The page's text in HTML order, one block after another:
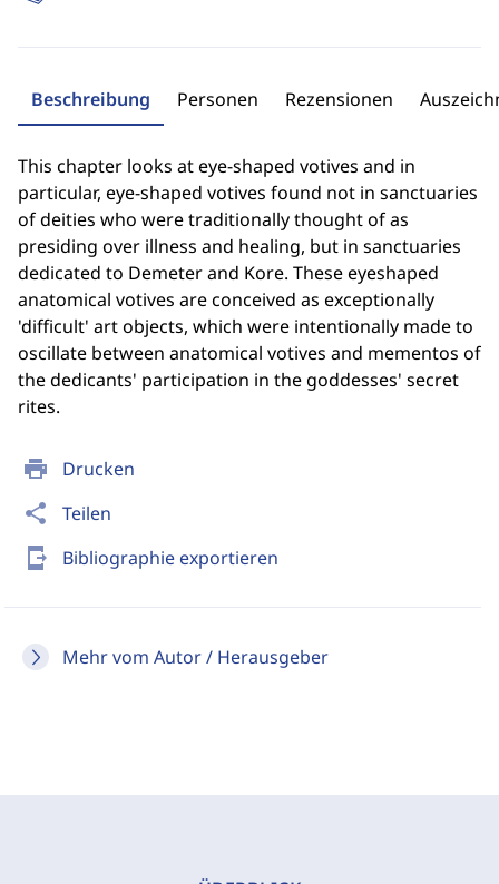
print Drucken
share Teilen
send_to_mobile Bibliographie exportieren
Mehr vom Autor / Herausgeber
Beschreibung Personen Rezensionen
This chapter looks at eye-shaped votives and in
particular, eye-shaped votives found not in sanctuaries
of deities who were traditionally thought of as
presiding over illness and healing, but in sanctuaries
dedicated to Demeter and Kore. These eyeshaped
anatomical votives are conceived as exceptionally
'difficult' art objects, which were intentionally made to
oscillate between anatomical votives and mementos of
the dedicants' participation in the goddesses' secret
rites.